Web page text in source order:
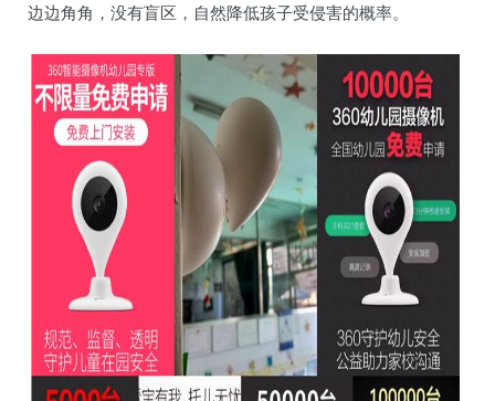
边边角角，没有盲区，自然降低孩子受侵害的概率。